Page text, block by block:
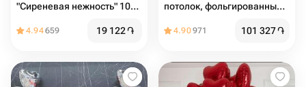
"Сиреневая нежность" 10
4.94659 19 122֏
потолок, фольгированные
сердца
4.90971 101 327֏